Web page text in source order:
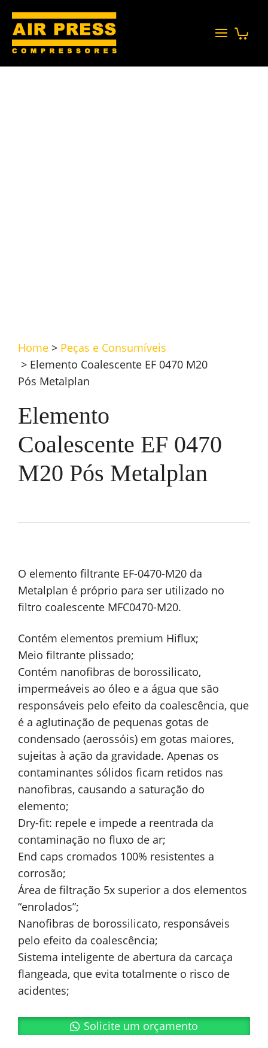
Home > Peças e Consumíveis
> Elemento Coalescente EF 0470 M20
Pós Metalplan
Elemento
Coalescente EF 0470
M20 Pós Metalplan
O elemento filtrante EF-0470-M20 da
Metalplan é próprio para ser utilizado no
filtro coalescente MFC0470-M20.
Contém elementos premium Hiflux;
Meio filtrante plissado;
Contém nanofibras de borossilicato,
impermeáveis ao óleo e a água que são
responsáveis pelo efeito da coalescência, que
é a aglutinação de pequenas gotas de
condensado (aerossóis) em gotas maiores,
sujeitas à ação da gravidade. Apenas os
contaminantes sólidos ficam retidos nas
nanofibras, causando a saturação do
elemento;
Dry-fit: repele e impede a reentrada da
contaminação no fluxo de ar;
End caps cromados 100% resistentes a
corrosão;
Área de filtração 5x superior a dos elementos
“enrolados”;
Nanofibras de borossilicato, responsáveis
pelo efeito da coalescência;
Sistema inteligente de abertura da carcaça
flangeada, que evita totalmente o risco de
acidentes;
Solicite um orçamento